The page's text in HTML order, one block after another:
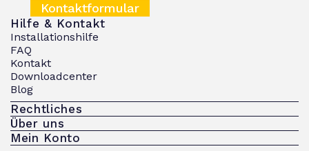
Kontaktformular
Hilfe & Kontakt
Installationshilfe
FAQ
Kontakt
Downloadcenter
Blog
Rechtliches
Über uns
Mein Konto